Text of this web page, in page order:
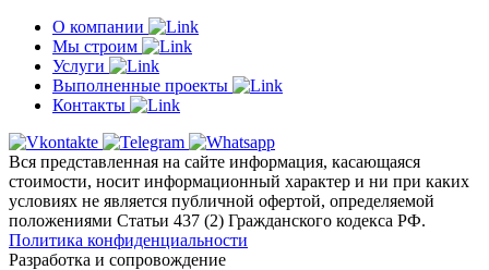
О компании
Мы строим
Услуги
Выполненные проекты
Контакты
Вся представленная на сайте информация, касающаяся
стоимости, носит информационный характер и ни при каких
условиях не является публичной офертой, определяемой
положениями Статьи 437 (2) Гражданского кодекса РФ.
Политика конфиденциальности
Разработка и сопровождение